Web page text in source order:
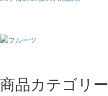
商品カテゴリー